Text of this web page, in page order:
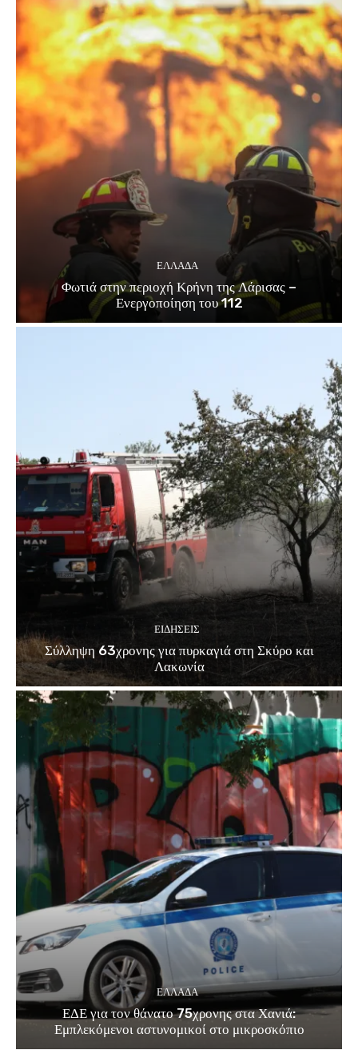
ΕΛΛΑΔΑ
Φωτιά στην περιοχή Κρήνη της Λάρισας –
Ενεργοποίηση του 112
ΕΙΔΗΣΕΙΣ
Σύλληψη 63χρονης για πυρκαγιά στη Σκύρο και
Λακωνία
ΕΛΛΑΔΑ
ΕΔΕ για τον θάνατο 75χρονης στα Χανιά:
Εμπλεκόμενοι αστυνομικοί στο μικροσκόπιο